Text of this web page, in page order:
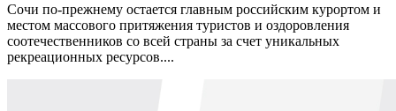
Сочи по-прежнему остается главным российским курортом и
местом массового притяжения туристов и оздоровления
соотечественников со всей страны за счет уникальных
рекреационных ресурсов....